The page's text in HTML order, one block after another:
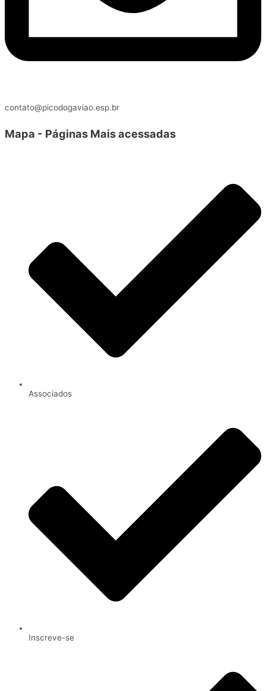
contato@picodogaviao.esp.br
Mapa - Páginas Mais acessadas
Associados
Inscreve-se